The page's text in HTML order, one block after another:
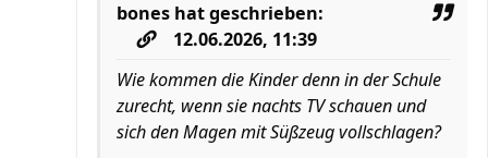
bones hat geschrieben:
12.06.2026, 11:39
Wie kommen die Kinder denn in der Schule
zurecht, wenn sie nachts TV schauen und
sich den Magen mit Süßzeug vollschlagen?